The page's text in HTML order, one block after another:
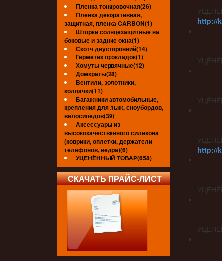
Пленка тонировочная(26)
Пленка декоративная,
защитная, пленка CARBON(1)
Шторки солнцезащитные на
боковые и задние окна(1)
Скотч двусторонний(14)
Герметик прокладок(1)
Хомуты червячные(12)
Домкраты(28)
Вентили, золотники,
колпачки(11)
Багажники автомобильные,
крепления для лыж, сноубордов,
велосипедов(39)
Аксессуары из
высококачественного силикона
(коврики, оплетки, держатели
телефонов, ведра)(6)
УЦЕНЁННЫЙ ТОВАР(658)
СКАЧАТЬ ПРАЙС-ЛИСТ
http://
http://